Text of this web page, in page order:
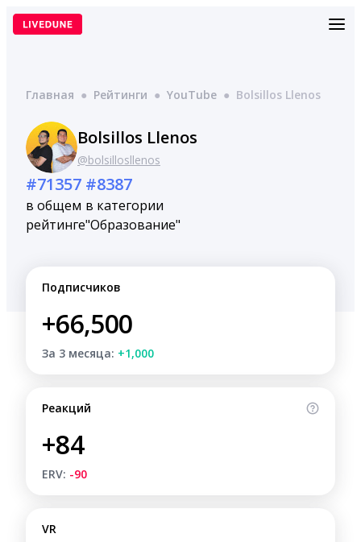
Перейти
Главная ● Рейтинги ● YouTube ● Bolsillos Llenos
Bolsillos Llenos
@bolsillosllenos
#71357
в общем
рейтинге
#8387
в категории
"Образование"
Подписчиков
+66,500
За 3 месяца: +1,000
Реакций
+84
ERV: -90
VR